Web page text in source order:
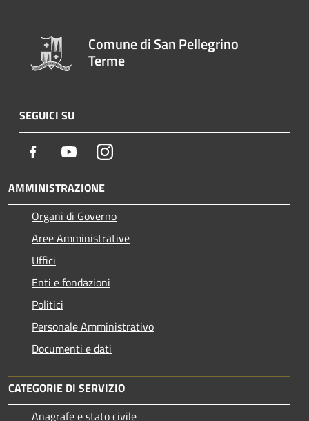
Comune di San Pellegrino
Terme
SEGUICI SU
Facebook YoutubeInstagram
AMMINISTRAZIONE
Organi di Governo
Aree Amministrative
Uffici
Enti e fondazioni
Politici
Personale Amministrativo
Documenti e dati
CATEGORIE DI SERVIZIO
Anagrafe e stato civile